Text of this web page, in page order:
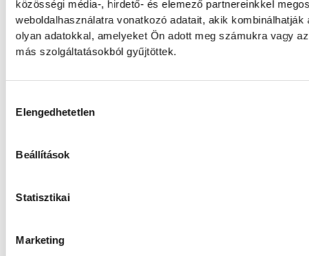
közösségi média-, hirdető- és elemező partnereinkkel
weboldalhasználatra vonatkozó adatait, akik kombinálhatják
olyan adatokkal, amelyeket Ön adott meg számukra vagy
más szolgáltatásokból gyűjtöttek.
Elengedhetetlen
Beállítások
Statisztikai
Marketing
csillaghullás is vár ránk
Az év legsűrűbb csillagászati napján,
napon részleges napfogyatkozást is meg
Lekapcsolják Veszprém
szökőkutakat
Veszprém városa és Veszprémi